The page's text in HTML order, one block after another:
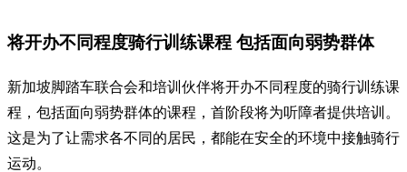
将开办不同程度骑行训练课程 包括面向弱势群体
新加坡脚踏车联合会和培训伙伴将开办不同程度的骑行训练课
程，包括面向弱势群体的课程，首阶段将为听障者提供培训。
这是为了让需求各不同的居民，都能在安全的环境中接触骑行
运动。